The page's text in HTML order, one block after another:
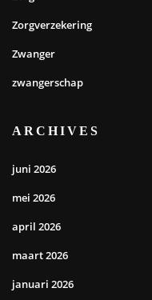
Zorgverzekering
Zwanger
zwangerschap
ARCHIVES
juni 2026
mei 2026
april 2026
maart 2026
januari 2026